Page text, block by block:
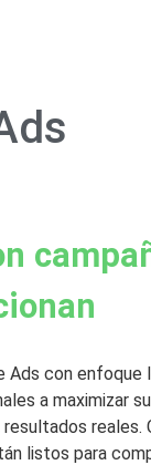
Ads con enfoque
a maximizar su
reales.
listos para